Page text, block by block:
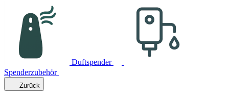
Duftspender
Spenderzubehör
Zurück